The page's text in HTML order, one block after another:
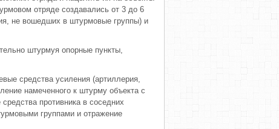
отряде создавались от 3 до 6
не вошедших в штурмовые группы) и
штурмуя опорные пункты,
средства усиления (артиллерия,
намеченного к штурму объекта с
противника в соседних
группами и отражение